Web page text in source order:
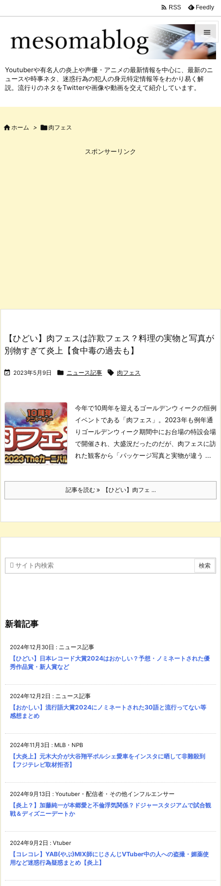



 RSS Feedly
Youtuberや有名人の炎上や声優・アニメの最新情報を中心に、最新のニ
ュースや時事ネタ、迷惑行為の犯人の身元特定情報等をわかり易く解
説。流行りのネタをTwitterや画像や動画を交えて紹介しています。
 ホーム >  肉フェス
スポンサーリンク
【ひどい】肉フェスは詐欺フェス？料理の実物と写真が
別物すぎて炎上【食中毒の過去も】
 2023年5月9日  ニュース記事  肉フェス
今年で10周年を迎えるゴールデンウィークの恒例
イベントである「肉フェス」。 2023年も例年通
りゴールデンウィーク期間中にお台場の特設会場
で開催され、大盛況だったのだが、肉フェスに訪
れた観客から「パッケージ写真と実物が違う ...
記事を読む 【ひどい】肉フェ ...
新着記事
2024年12月30日 : ニュース記事
【ひどい】日本レコード大賞2024はおかしい？予想・ノミネートされた優
秀作品賞・新人賞など
2024年12月2日 : ニュース記事
【おかしい】流行語大賞2024にノミネートされた30語と流行ってない等
感想まとめ
2024年11月3日 : MLB・NPB
【大炎上】元木大介が大谷翔平ポルシェ愛車をインスタに晒して非難殺到
【フジテレビ取材拒否】
2024年9月13日 : Youtuber・配信者・その他インフルエンサー
【炎上？】加藤純一が本郷愛と不倫浮気関係？ドジャースタジアムで試合観
戦＆ディズニーデートか
2024年9月2日 : Vtuber
【コレコレ】YAB(やぶ)MIX師にじさんじVTuber中の人への盗撮・媚薬使
用など迷惑行為疑惑まとめ【炎上】